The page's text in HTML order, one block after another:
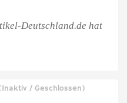
Deutschland.de hat
/ Geschlossen)